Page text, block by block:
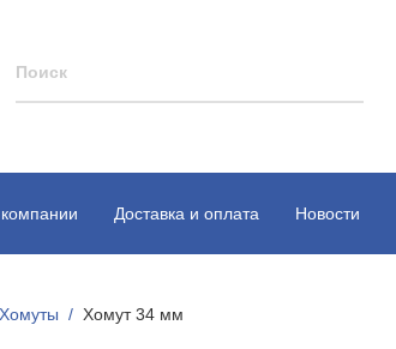
Доставка и оплата Новости
Хомуты Хомут 34 мм